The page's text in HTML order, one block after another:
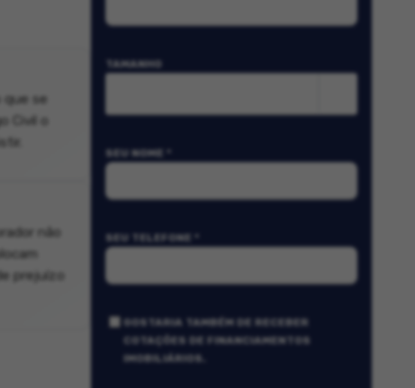
que se
Civil o
não
prejuízo
TAMANHO
SEU NOME *
SEU TELEFONE *
GOSTARIA TAMBÉM DE RECEBER
COTAÇÕES DE FINANCIAMENTOS
IMOBILIÁRIOS.